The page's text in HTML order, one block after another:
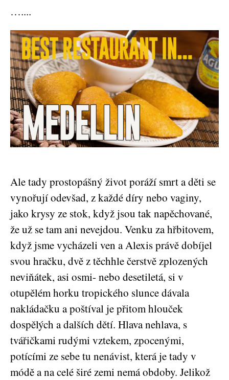
…....
Ale tady prostopášný život poráží smrt a děti se
vynořují odevšad, z každé díry nebo vaginy,
jako krysy ze stok, když jsou tak napěchované,
že už se tam ani nevejdou. Venku za hřbitovem,
když jsme vycházeli ven a Alexis právě dobíjel
svou hračku, dvě z těchhle čerstvě zplozených
neviňátek, asi osmi- nebo desetiletá, si v
otupělém horku tropického slunce dávala
nakládačku a poštíval je přitom hlouček
dospělých a dalších dětí. Hlava nehlava, s
tvářičkami rudými vztekem, zpocenými,
potícími ze sebe tu nenávist, která je tady v
módě a na celé širé zemi nemá obdoby. Jelikož